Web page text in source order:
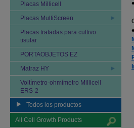
Placas Millicell
Placas MultiScreen
Placas tratadas para cultivo
tisular
PORTAOBJETOS EZ
Matraz HY
Voltímetro-ohmímetro Millicell
ERS-2
Todos los productos
All Cell Growth Products